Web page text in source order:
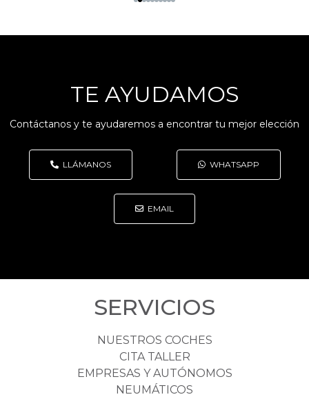
TE AYUDAMOS
Contáctanos y te ayudaremos a encontrar tu mejor elección
LLÁMANOS WHATSAPP
EMAIL
SERVICIOS
NUESTROS COCHES
CITA TALLER
EMPRESAS Y AUTÓNOMOS
NEUMÁTICOS